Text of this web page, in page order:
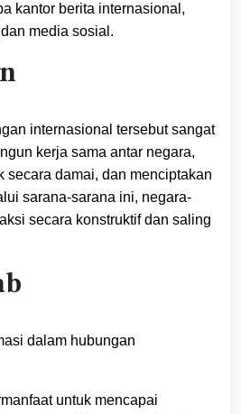
kantor berita internasional,
media sosial.
internasional tersebut sangat
kerja sama antar negara,
secara damai, dan menciptakan
sarana-sarana ini, negara-
secara konstruktif dan saling
dalam hubungan
untuk mencapai